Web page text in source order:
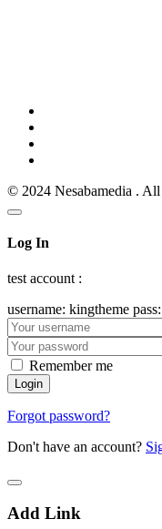
© 2024 Nesabamedia . All
Log In
test account :
username: kingtheme
Remember me
Forgot password?
Don't have an account?
Add Link